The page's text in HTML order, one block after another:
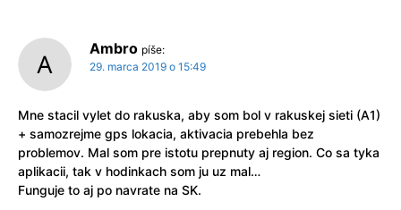
Ambro píše:
29. marca 2019 o 15:49
Mne stacil vylet do rakuska, aby som bol v rakuskej sieti (A1)
+ samozrejme gps lokacia, aktivacia prebehla bez
problemov. Mal som pre istotu prepnuty aj region. Co sa tyka
aplikacii, tak v hodinkach som ju uz mal…
Funguje to aj po navrate na SK.